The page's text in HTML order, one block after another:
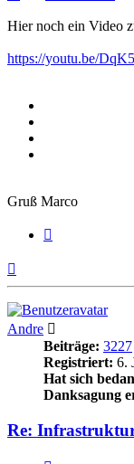
Hier noch ein Video
https://youtu.be/
Gruß Marco
Andre
Beiträge: 3227
Registriert: 6.
Hat sich
Danksagung
Re: